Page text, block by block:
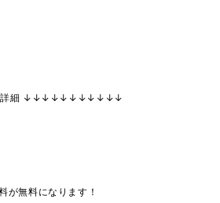
細 ↓↓↓↓↓↓↓↓↓↓↓
が無料になります！